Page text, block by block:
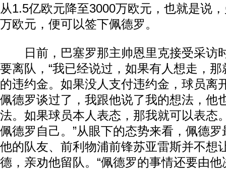
从1.5亿欧元降至3000万欧元，也就是说
万欧元，便可以签下佩德罗。
日前，巴塞罗那主帅恩里克接受采访
要离队，“我已经说过，如果有人想走，
的违约金。如果没人支付违约金，球员离
佩德罗谈过了，我跟他说了我的想法，他
法。如果球员本人表态，那我就可以表态
佩德罗自己。”从眼下的态势来看，佩德
他的队友、前利物浦前锋苏亚雷斯并不想
德，亲劝他留队。“佩德罗的事情还要由